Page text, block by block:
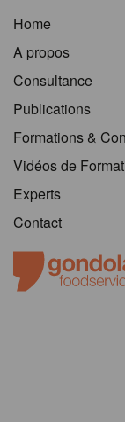
Home
A propos
Consultance
Publications
Formations &
Vidéos de
Experts
Contact